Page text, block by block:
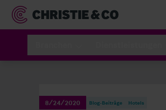
8/24/2020 Blog-Beiträge Hotels